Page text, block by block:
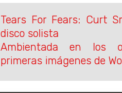
Tears For Fears: Curt
disco solista
Ambientada en los
primeras imágenes de